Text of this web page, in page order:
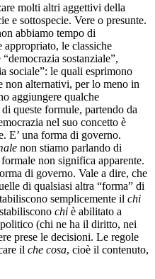
molti altri aggettivi della
e sottospecie. Vere o presunte.
abbiamo tempo di
le classiche
sostanziale”,
sociale”: le quali esprimono
non alternativi, per lo meno in
aggiungere qualche
queste formule, partendo da
nel suo concetto è
E’ una forma di governo.
non stiamo parlando di
non significa apparente.
di governo. Vale a dire, che
di qualsiasi altra “forma” di
semplicemente il chi
chi è abilitato a
(chi ne ha il diritto, nei
prese le decisioni. Le regole
il che cosa, cioè il contenuto,